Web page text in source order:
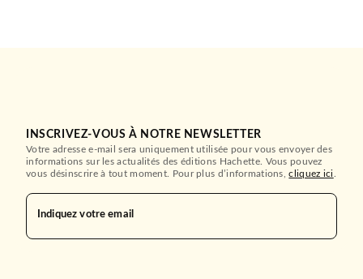
INSCRIVEZ-VOUS À NOTRE NEWSLETTER
Votre adresse e-mail sera uniquement utilisée pour vous envoyer des
informations sur les actualités des éditions Hachette. Vous pouvez
vous désinscrire à tout moment. Pour plus d’informations,cliquez ici
Indiquez votre email